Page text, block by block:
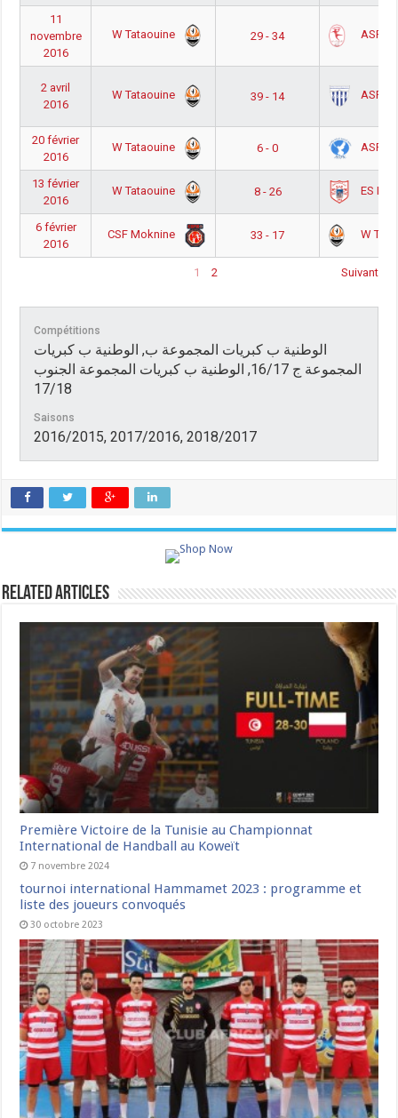
11
novembre
2016
W Tataouine 29 - 34 ASF
2 avril
2016
W Tataouine 39 - 14 ASF
20 février
2016
W Tataouine 6 - 0 ASF
13 février
2016
W Tataouine 8 - 26 ES
6 février
2016
CSF Moknine 33 - 17 W
1 2 Suivant
Compétitions
الوطنية ب كبريات المجموعة ب, الوطنية ب كبريات
المجموعة ج 16/17, الوطنية ب كبريات المجموعة الجنوب
17/18
Saisons
2016/2015, 2017/2016, 2018/2017
Related Articles
Première Victoire de la Tunisie au Championnat
International de Handball au Koweït
7 novembre 2024
tournoi international Hammamet 2023 : programme et
liste des joueurs convoqués
30 octobre 2023